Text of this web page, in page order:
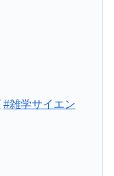
#雑学サイエン